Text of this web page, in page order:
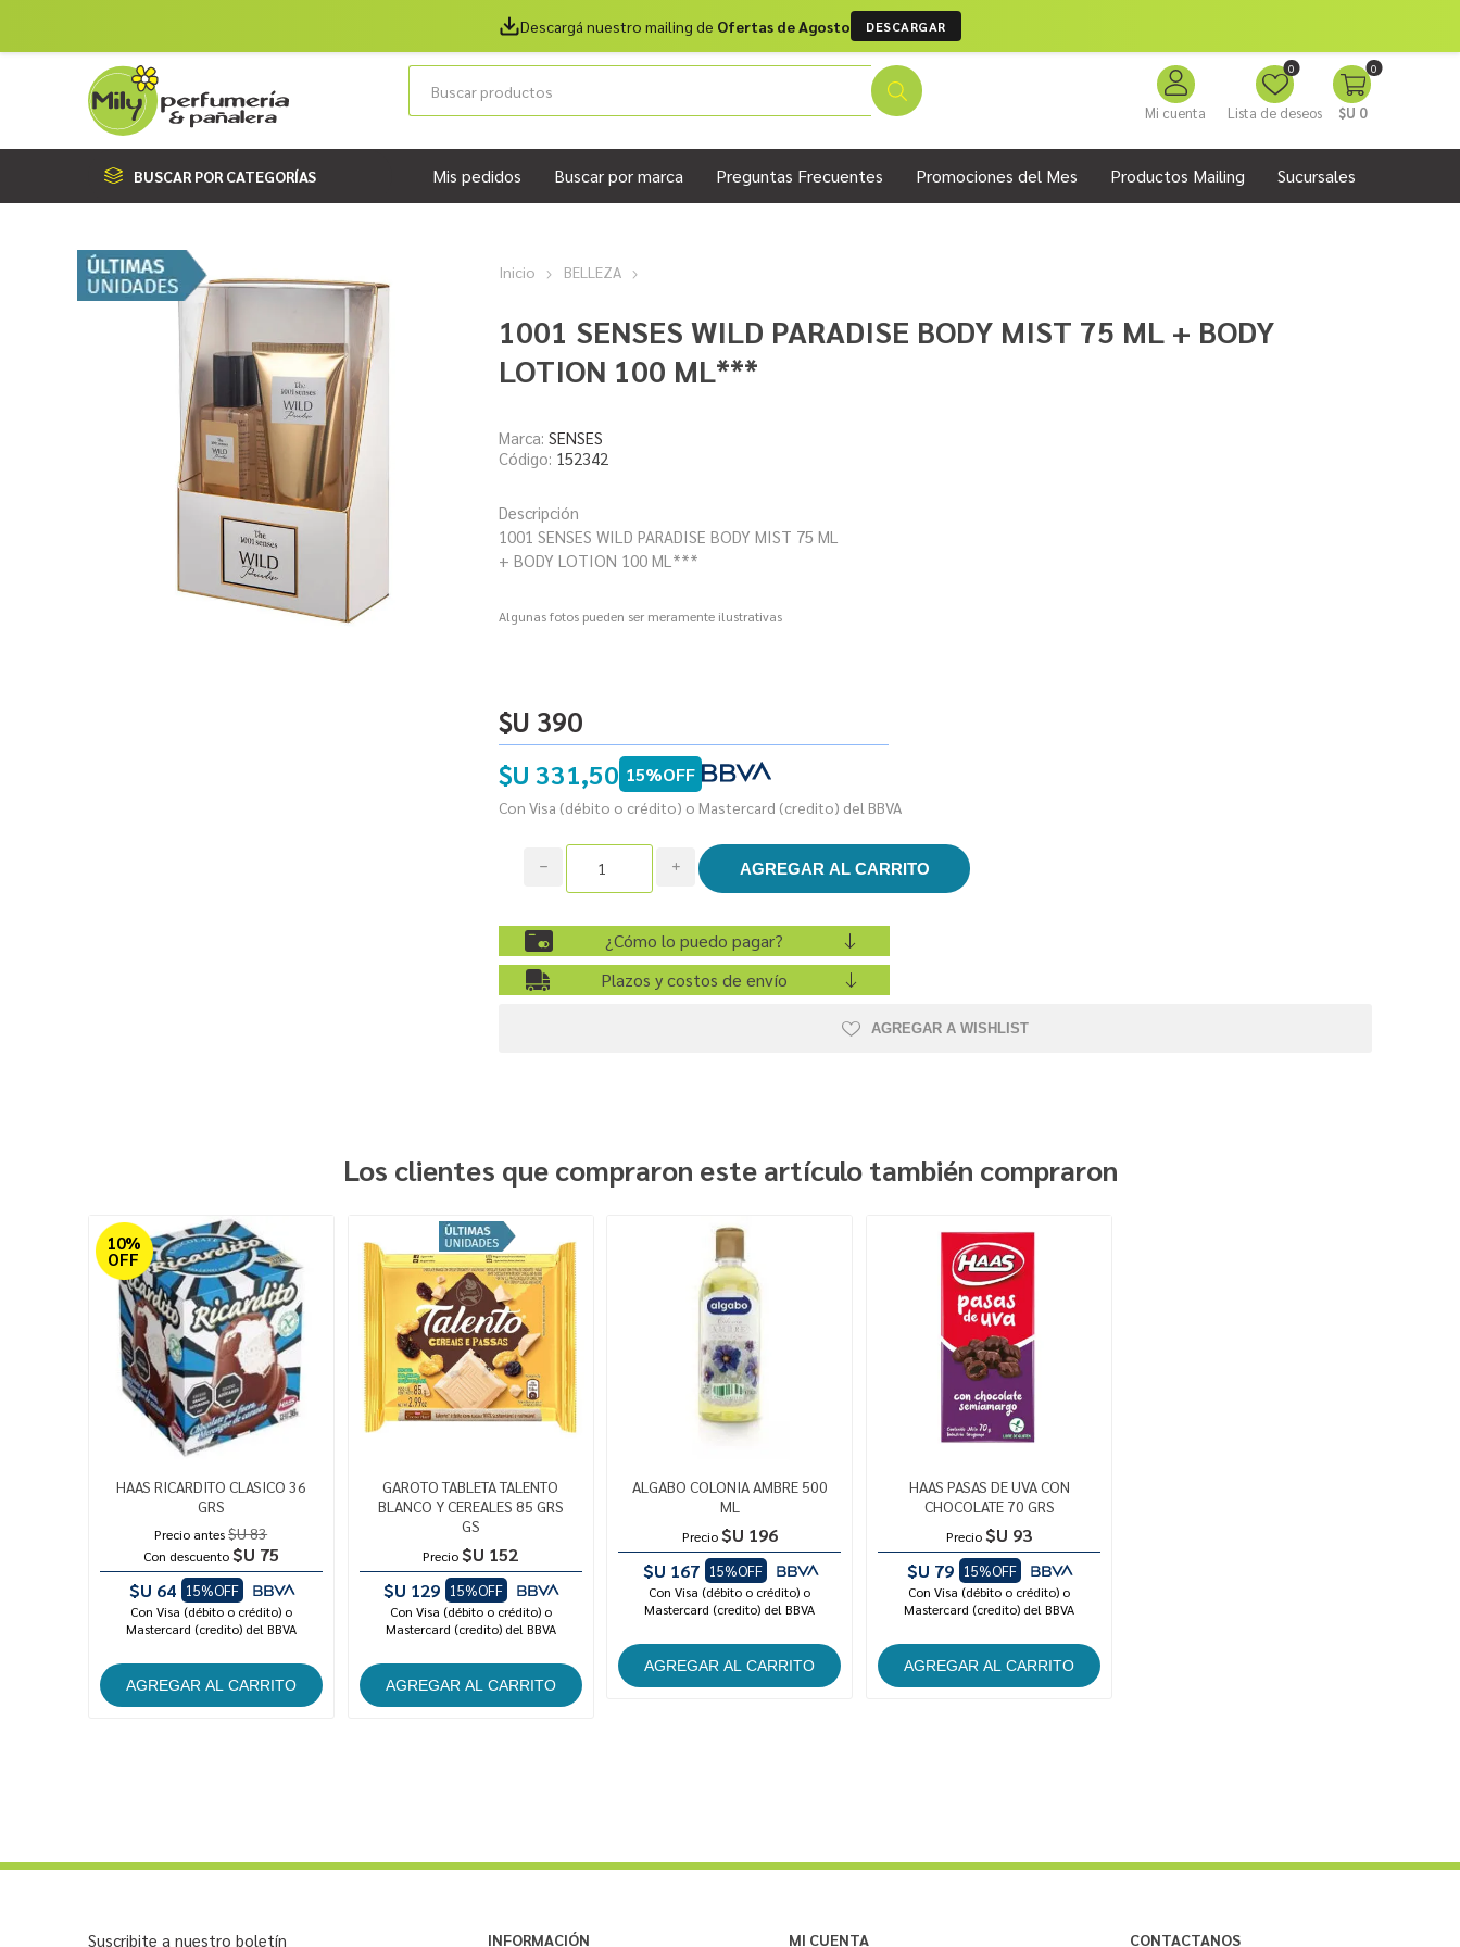
Descargá nuestro mailing de Ofertas de Agosto DESCARGAR
Mi cuenta Lista de deseos
0 0
$U 0
BUSCAR POR CATEGORÍAS Mis pedidos Buscar por marca Preguntas Frecuentes Promociones del Mes Productos Mailing Sucursales
Inicio BELLEZA
1001 SENSES WILD PARADISE BODY MIST 75 ML + BODY
LOTION 100 ML***
Marca: SENSES
Código: 152342
Descripción
1001 SENSES WILD PARADISE BODY MIST 75 ML
+ BODY LOTION 100 ML***
Algunas fotos pueden ser meramente ilustrativas
$U 390
$U 331,50 15%OFF
Con Visa (débito o crédito) o Mastercard (credito) del BBVA
i
h
¿Cómo lo puedo pagar?
Plazos y costos de envío
AGREGAR A WISHLIST
Los clientes que compraron este artículo también compraron
10%
OFF
HAAS RICARDITO CLASICO 36
GRS
Precio antes$U 83
Con descuento $U 75
$U 64
15%OFF
Con Visa (débito o crédito) o
Mastercard (credito) del BBVA
GAROTO TABLETA TALENTO
BLANCO Y CEREALES 85 GRS
GS
Precio $U 152
$U 129 15%OFF
Con Visa (débito o crédito) o
Mastercard (credito) del BBVA
ALGABO COLONIA AMBRE 500
ML
Precio $U 196
$U 167 15%OFF
Con Visa (débito o crédito) o
Mastercard (credito) del BBVA
HAAS PASAS DE UVA CON
CHOCOLATE 70 GRS
Precio $U 93
$U 79 15%OFF
Con Visa (débito o crédito) o
Mastercard (credito) del BBVA
Suscribite a nuestro boletín INFORMACIÓN MI CUENTA CONTACTANOS